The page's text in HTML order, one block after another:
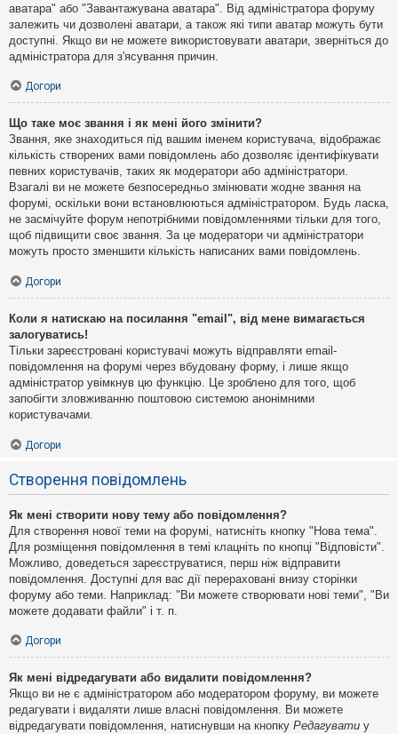
аватара" або "Завантажувана аватара". Від адміністратора форуму
залежить чи дозволені аватари, а також які типи аватар можуть бути
доступні. Якщо ви не можете використовувати аватари, зверніться до
адміністратора для з'ясування причин.
Догори
Що таке моє звання і як мені його змінити?
Звання, яке знаходиться під вашим іменем користувача, відображає
кількість створених вами повідомлень або дозволяє ідентифікувати
певних користувачів, таких як модератори або адміністратори.
Взагалі ви не можете безпосередньо змінювати жодне звання на
форумі, оскільки вони встановлюються адміністратором. Будь ласка,
не засмічуйте форум непотрібними повідомленнями тільки для того,
щоб підвищити своє звання. За це модератори чи адміністратори
можуть просто зменшити кількість написаних вами повідомлень.
Догори
Коли я натискаю на посилання "email", від мене вимагається
залогуватись!
Тільки зареєстровані користувачі можуть відправляти email-
повідомлення на форумі через вбудовану форму, і лише якщо
адміністратор увімкнув цю функцію. Це зроблено для того, щоб
запобігти зловживанню поштовою системою анонімними
користувачами.
Догори
Створення повідомлень
Як мені створити нову тему або повідомлення?
Для створення нової теми на форумі, натисніть кнопку "Нова тема".
Для розміщення повідомлення в темі клацніть по кнопці "Відповісти".
Можливо, доведеться зареєструватися, перш ніж відправити
повідомлення. Доступні для вас дії перераховані внизу сторінки
форуму або теми. Наприклад: "Ви можете створювати нові теми", "Ви
можете додавати файли" і т. п.
Догори
Як мені відредагувати або видалити повідомлення?
Якщо ви не є адміністратором або модератором форуму, ви можете
редагувати і видаляти лише власні повідомлення. Ви можете
відредагувати повідомлення, натиснувши на кнопку Редагувати у